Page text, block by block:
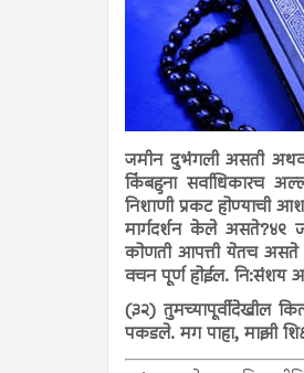
जमीन दुभंगली असती
किंबहुना सर्वाधिकारच
निशाणी प्रकट होण्याची
मार्गदर्शन केले असते?४९
कोणती आपत्ती येतच असते
वचन पूर्ण होईल. नि:संशय
(३२) तुमच्यापूर्वीदेखील
पकडले. मग पाहा, माझी